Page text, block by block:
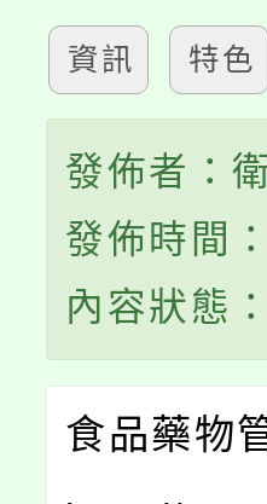
資訊 特色
發佈者：
發佈時間
內容狀態
食品藥物